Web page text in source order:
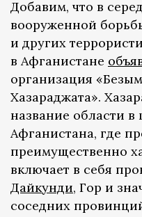
Добавим, что в
вооруженной
и других
в Афганистане
организация
Хазараджата».
название области
Афганистана, где
преимущественно
включает в себя
Дайкунди, Гор и
соседних